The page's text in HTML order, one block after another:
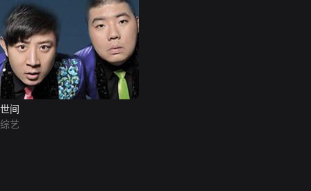
世间
综艺